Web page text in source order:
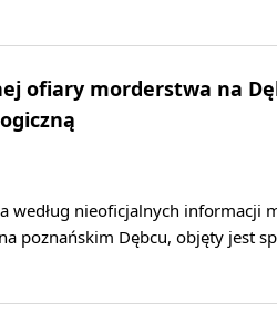
ofiary morderstwa na
według nieoficjalnych informacji
poznańskim Dębcu, objęty jest